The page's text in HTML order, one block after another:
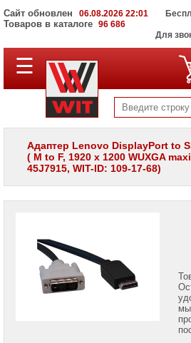
Сайт обновлен 06.08.2026 22:01
Товаров в каталоге 96 686
Для
ПОЛНЫЙ
КАТАЛОГ
Корпоративные
серверы
WIT
Системы
хранения
данных
LCD
панели
Проекторы
☰
Адаптер Lenovo DisplayPort to
( M to F, 1920 x 1200 WUXGA
45J7915, WIT-ID: 109-17-68)